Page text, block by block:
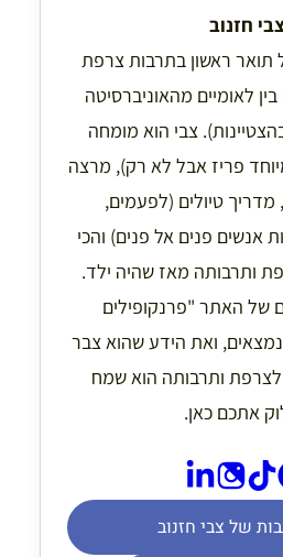
חזנוב
תואר ראשון בתרבות צרפת
לאומיים מהאוניברסיטה
צבי הוא מומחה
פריז אבל לא רק), מרצה
טיולים (לפעמים,
אנשים פנים אל פנים) והכי
ותרבותה מאז שהיה ילד.
של האתר "פרנקופילים
נמצאים, ואת הידע שהוא צבר
ותרבותה הוא שמח
אתכם כאן.
של צבי חזנוב